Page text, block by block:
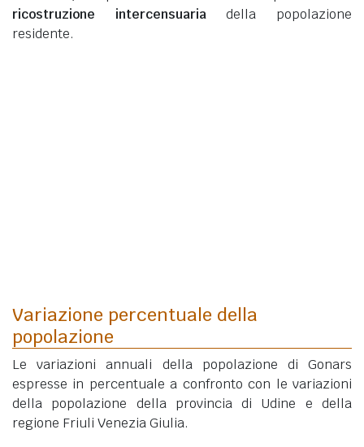
ricostruzione intercensuariadella popolazione
residente.
Variazione percentuale della
popolazione
Le variazioni annuali della popolazione di Gonars
espresse in percentuale a confronto con le variazioni
della popolazione della provincia di Udine e della
regione Friuli Venezia Giulia.